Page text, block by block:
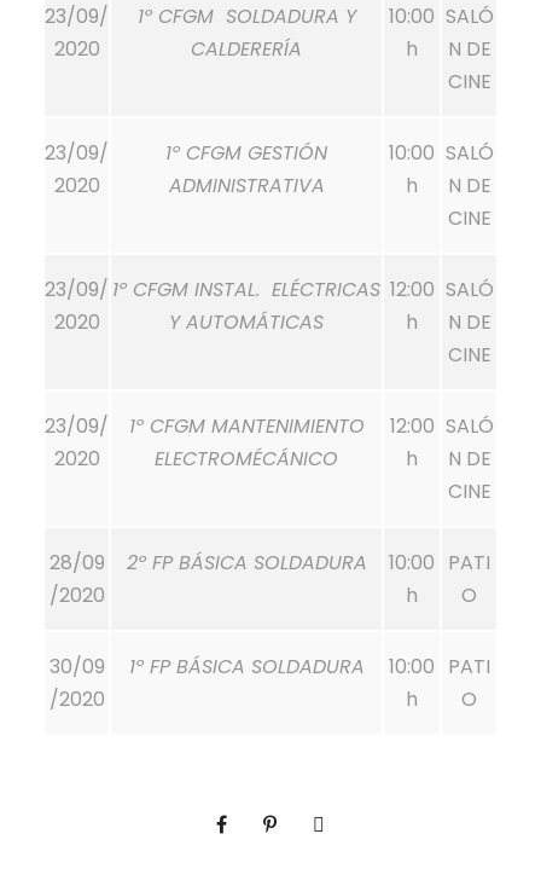
23/09/
2020
1º CFGM SOLDADURA Y
CALDERERÍA
10:00
h
SALÓ
N DE
CINE
23/09/
2020
1º CFGM GESTIÓN
ADMINISTRATIVA
10:00
h
SALÓ
N DE
CINE
23/09/
2020
1º CFGM INSTAL. ELÉCTRICAS
Y AUTOMÁTICAS
12:00
h
SALÓ
N DE
CINE
23/09/
2020
1º CFGM MANTENIMIENTO
ELECTROMÉCÁNICO
12:00
h
SALÓ
N DE
CINE
28/09
/2020
2º FP BÁSICA SOLDADURA
10:00
h
PATI
O
30/09
/2020
1º FP BÁSICA SOLDADURA
10:00
h
PATI
O